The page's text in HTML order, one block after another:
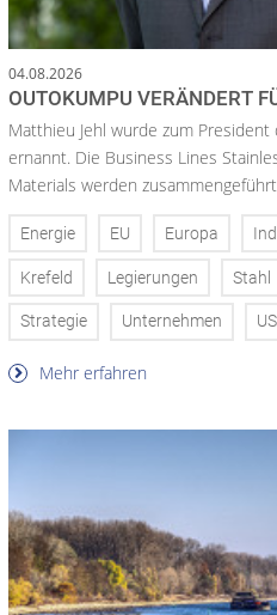
04.08.2026
OUTOKUMPU VERÄNDERT
Matthieu Jehl wurde zum
ernannt. Die Business Lines
Materials werden
Energie EU Europa
Krefeld Legierungen Stahl
Strategie Unternehmen
Mehr erfahren